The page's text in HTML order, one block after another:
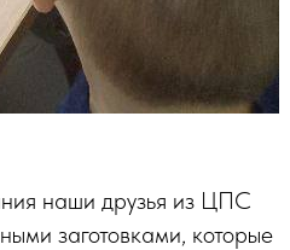
наши друзья из ЦПС
заготовками, которые